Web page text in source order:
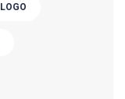
LOGO